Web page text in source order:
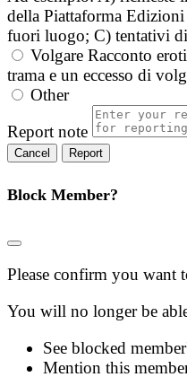
della Piattaforma
fuori luogo; C) tentativi di
Volgare Racconto
trama e un eccesso di
Other
Report note
Report
Block Member?
Please confirm you want
You will no longer be
See blocked
Mention this